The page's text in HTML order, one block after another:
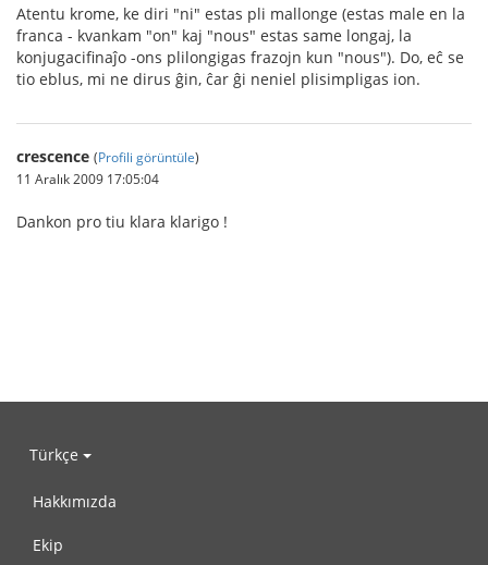
Atentu krome, ke diri "ni" estas pli mallonge (estas male en la
franca - kvankam "on" kaj "nous" estas same longaj, la
konjugacifinaĵo -ons plilongigas frazojn kun "nous"). Do, eĉ se
tio eblus, mi ne dirus ĝin, ĉar ĝi neniel plisimpligas ion.
crescence (Profili görüntüle)
11 Aralık 2009 17:05:04
Dankon pro tiu klara klarigo !
Türkçe
Hakkımızda
Ekip